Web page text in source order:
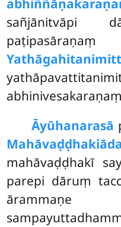
sañjānitvāpi
Āyūhanarasā
mahāvaḍḍhakī
parepi dāruṃ